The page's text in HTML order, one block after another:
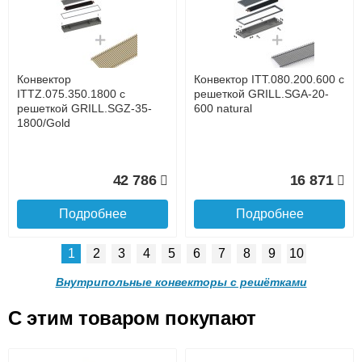
до подъезда
услуга платная
с решеткой GRILL.LGA-20-
1400 brown
28 842
Подробнее
с решеткой GRILL.LGA-20-
1300 brown
27 253
Конвектор ITT.090.200.1100
с решеткой GRILL.LGA-20-
1100 brown
Конвектор ITT.090.200.1000
с решеткой GRILL.LGA-20-
1000 brown
Конвектор
ITTZ.075.350.1800 с
решеткой GRILL.SGZ-35-
1800/Gold
42 786
Подробнее
Конвектор ITT.080.200.600 с
решеткой GRILL.SGA-20-
600 natural
16 871
Подробнее
1 2 3 4 5 6 7 8 9 10
Внутрипольные конвекторы с решётками
C этим товаром покупают